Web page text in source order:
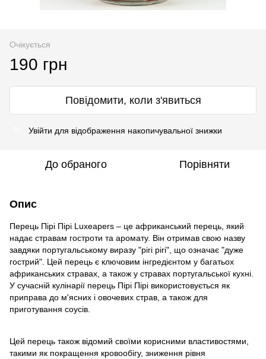
Очікується
190 грн
Повідомити, коли з'явиться
Увійти для відображення накопичувальної знижки
До обраного Порівняти
Опис
Перець Пірі Пірі Luxeapers – це африканський перець, який
надає стравам гостроти та аромату. Він отримав свою назву
завдяки португальському виразу "piri piri", що означає "дуже
гострий". Цей перець є ключовим інгредієнтом у багатьох
африканських стравах, а також у стравах португальської кухні.
У сучасній кулінарії перець Пірі Пірі використовується як
приправа до м'ясних і овочевих страв, а також для
приготування соусів.
Цей перець також відомий своїми корисними властивостями,
такими як покращення кровообігу, зниження рівня